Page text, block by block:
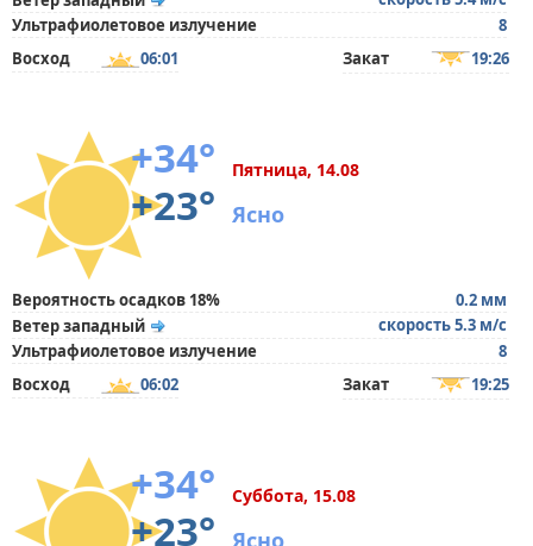
Ультрафиолетовое излучение
8
Восход
06:01 Закат 19:26
+34°
+23°
Пятница, 14.08
Ясно
Вероятность осадков 18%
0.2 мм
Ветер западный
скорость 5.3 м/с
Ультрафиолетовое излучение
8
Восход
06:02 Закат 19:25
+34°
+23°
Суббота, 15.08
Ясно